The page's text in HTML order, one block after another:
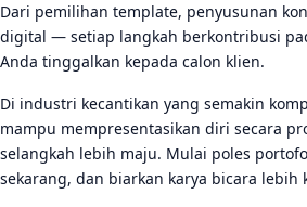
Dari pemilihan template, penyusunan
digital — setiap langkah berkontribusi
Anda tinggalkan kepada calon klien.
Di industri kecantikan yang semakin
mampu mempresentasikan diri secara
selangkah lebih maju. Mulai poles
sekarang, dan biarkan karya bicara lebih